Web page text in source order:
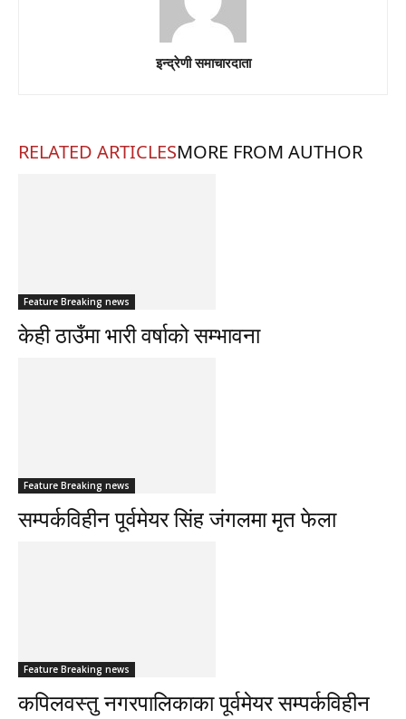
इन्द्रेणी समाचारदाता
RELATED ARTICLESMORE FROM AUTHOR
Feature Breaking news
केही ठाउँमा भारी वर्षाको सम्भावना
Feature Breaking news
सम्पर्कविहीन पूर्वमेयर सिंह जंगलमा मृत फेला
Feature Breaking news
कपिलवस्तु नगरपालिकाका पूर्वमेयर सम्पर्कविहीन